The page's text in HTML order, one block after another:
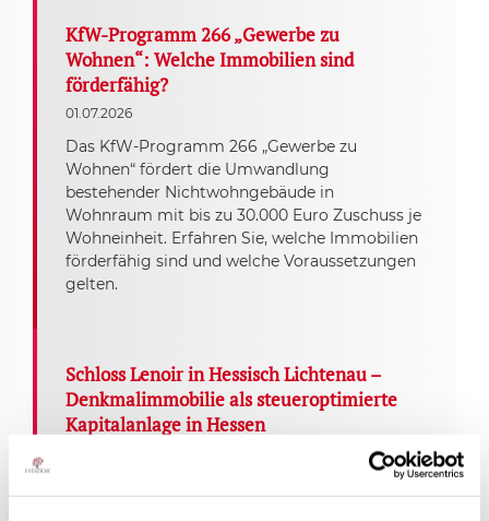
KfW-Programm 266 „Gewerbe zu
Wohnen“: Welche Immobilien sind
förderfähig?
01.07.2026
Das KfW-Programm 266 „Gewerbe zu
Wohnen“ fördert die Umwandlung
bestehender Nichtwohngebäude in
Wohnraum mit bis zu 30.000 Euro Zuschuss je
Wohneinheit. Erfahren Sie, welche Immobilien
förderfähig sind und welche Voraussetzungen
gelten.
Schloss Lenoir in Hessisch Lichtenau –
Denkmalimmobilie als steueroptimierte
Kapitalanlage in Hessen